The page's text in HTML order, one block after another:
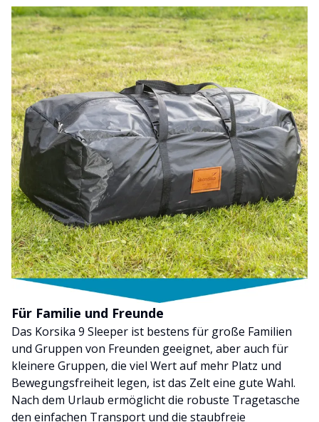
Für Familie und Freunde
Das Korsika 9 Sleeper ist bestens für große Familien
und Gruppen von Freunden geeignet, aber auch für
kleinere Gruppen, die viel Wert auf mehr Platz und
Bewegungsfreiheit legen, ist das Zelt eine gute Wahl.
Nach dem Urlaub ermöglicht die robuste Tragetasche
den einfachen Transport und die staubfreie